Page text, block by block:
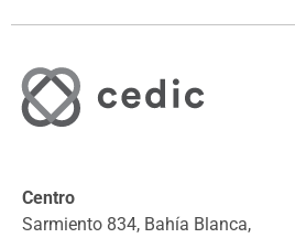
Centro
Sarmiento 834, Bahía Blanca,